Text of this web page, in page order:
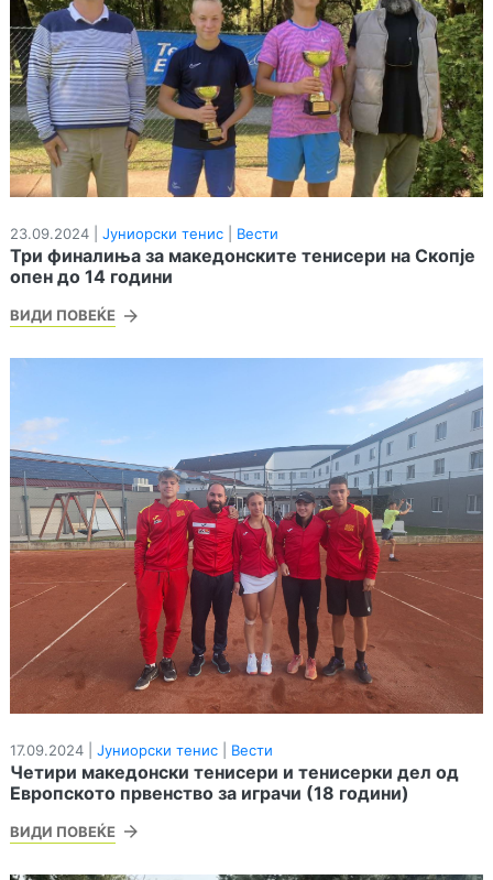
23.09.2024 | Јуниорски тенис Вести
Три финалиња за македонските тенисери на Скопје
опен до 14 години
ВИДИ ПОВЕЌЕ
17.09.2024 | Јуниорски тенис Вести
Четири македонски тенисери и тенисерки дел од
Европското првенство за играчи (18 години)
ВИДИ ПОВЕЌЕ